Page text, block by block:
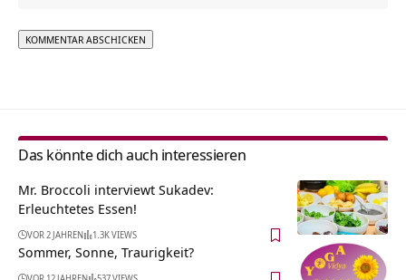
Das könnte dich auch interessieren
Mr. Broccoli interviewt Sukadev:
Erleuchtetes Essen!
VOR 2 JAHREN 1.3K VIEWS
Sommer, Sonne, Traurigkeit?